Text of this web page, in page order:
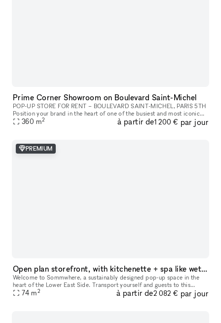
Prime Corner Showroom on Boulevard Saint-Michel
POP-UP STORE FOR RENT – BOULEVARD SAINT-MICHEL, PARIS 5TH
Position your brand in the heart of one of the busiest and most iconic
locations on Paris’s Left Bank. This retail space enjoys a prime loc
360 m2 à partir de1 200 € par jour
PREMIUM
Open plan storefront, with kitchenette + spa like wetroom. A unique NY showroom.
Welcome to Sommwhere, a sustainably designed pop-up space in the
heart of the Lower East Side. Transport yourself and guests to this
stylish, minimalist space conveniently located on Ludlow between H
74 m2 à partir de2 082 € par jour